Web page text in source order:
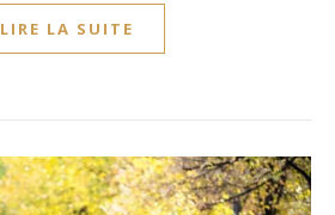
LIRE LA SUITE